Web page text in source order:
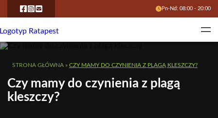
Pn-Nd: 08:00 - 20:00
STRONA GŁÓWNA » CZY MAMY DO CZYNIENIA Z PLAGĄ KLESZCZY?
Czy mamy do czynienia z plagą
kleszczy?